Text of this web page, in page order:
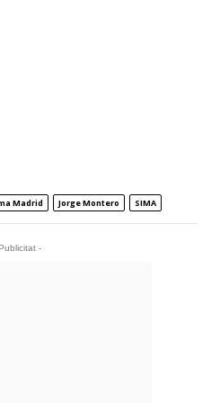
Madrid Jorge Montero SIMA
-